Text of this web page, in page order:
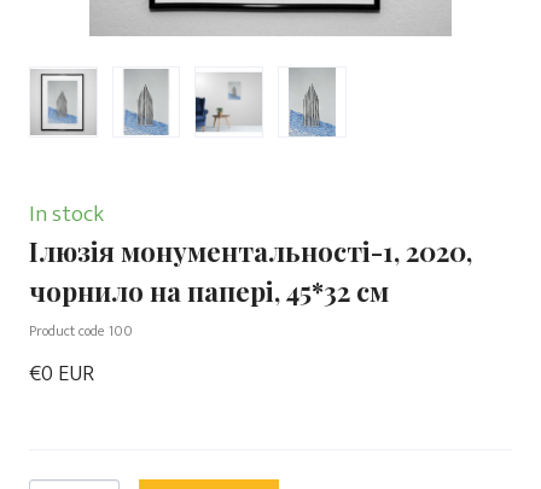
In stock
Ілюзія монументальності-1, 2020,
чорнило на папері, 45*32 см
Product code 100
€0 EUR